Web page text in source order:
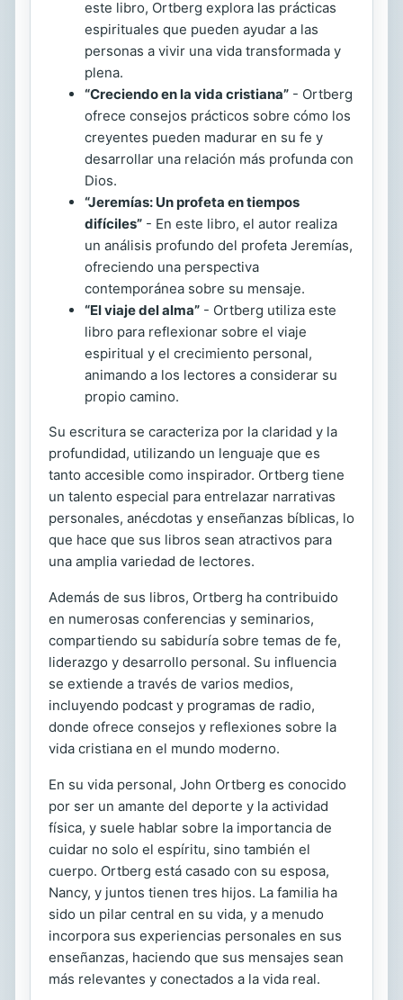
este libro, Ortberg explora las prácticas
espirituales que pueden ayudar a las
personas a vivir una vida transformada y
plena.
“Creciendo en la vida cristiana” - Ortberg
ofrece consejos prácticos sobre cómo los
creyentes pueden madurar en su fe y
desarrollar una relación más profunda con
Dios.
“Jeremías: Un profeta en tiempos
difíciles” - En este libro, el autor realiza
un análisis profundo del profeta Jeremías,
ofreciendo una perspectiva
contemporánea sobre su mensaje.
“El viaje del alma” - Ortberg utiliza este
libro para reflexionar sobre el viaje
espiritual y el crecimiento personal,
animando a los lectores a considerar su
propio camino.
Su escritura se caracteriza por la claridad y la
profundidad, utilizando un lenguaje que es
tanto accesible como inspirador. Ortberg tiene
un talento especial para entrelazar narrativas
personales, anécdotas y enseñanzas bíblicas, lo
que hace que sus libros sean atractivos para
una amplia variedad de lectores.
Además de sus libros, Ortberg ha contribuido
en numerosas conferencias y seminarios,
compartiendo su sabiduría sobre temas de fe,
liderazgo y desarrollo personal. Su influencia
se extiende a través de varios medios,
incluyendo podcast y programas de radio,
donde ofrece consejos y reflexiones sobre la
vida cristiana en el mundo moderno.
En su vida personal, John Ortberg es conocido
por ser un amante del deporte y la actividad
física, y suele hablar sobre la importancia de
cuidar no solo el espíritu, sino también el
cuerpo. Ortberg está casado con su esposa,
Nancy, y juntos tienen tres hijos. La familia ha
sido un pilar central en su vida, y a menudo
incorpora sus experiencias personales en sus
enseñanzas, haciendo que sus mensajes sean
más relevantes y conectados a la vida real.